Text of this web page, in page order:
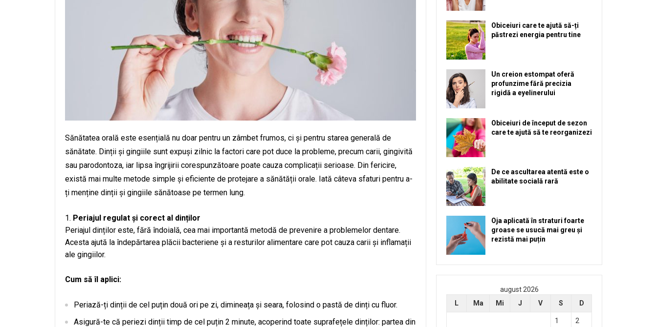
Sănătatea orală este esențială nu doar pentru un zâmbet frumos, ci și pentru starea generală de
sănătate. Dinții și gingiile sunt expuși zilnic la factori care pot duce la probleme, precum carii, gingivită
sau parodontoza, iar lipsa îngrijirii corespunzătoare poate cauza complicații serioase. Din fericire,
există mai multe metode simple și eficiente de protejare a sănătății orale. Iată câteva sfaturi pentru a-
ți menține dinții și gingiile sănătoase pe termen lung.
Periajul regulat și corect al dinților
Periajul dinților este, fără îndoială, cea mai importantă metodă de prevenire a problemelor dentare.
Acesta ajută la îndepărtarea plăcii bacteriene și a resturilor alimentare care pot cauza carii și inflamații
ale gingiilor.
Cum să îl aplici:
Periază-ți dinții de cel puțin două ori pe zi, dimineața și seara, folosind o pastă de dinți cu fluor.
Asigură-te că periezi dinții timp de cel puțin 2 minute, acoperind toate suprafețele dinților: partea din
Obiceiuri care te ajută să-ți
păstrezi energia pentru tine
Un creion estompat oferă
profunzime fără precizia
rigidă a eyelinerului
Obiceiuri de început de sezon
care te ajută să te reorganizezi
De ce ascultarea atentă este o
abilitate socială rară
Oja aplicată în straturi foarte
groase se usucă mai greu și
rezistă mai puțin
august 2026
L
Ma Mi J V S D
1 2